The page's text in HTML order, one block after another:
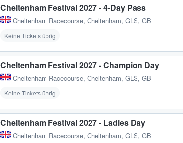
Cheltenham Festival 2027 - 4-Day Pass
Cheltenham Racecourse, Cheltenham, GLS, GB
Keine Tickets übrig
Cheltenham Festival 2027 - Champion Day
Cheltenham Racecourse, Cheltenham, GLS, GB
Keine Tickets übrig
Cheltenham Festival 2027 - Ladies Day
Cheltenham Racecourse, Cheltenham, GLS, GB